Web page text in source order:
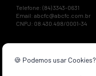
Telefone: (84) 3343-0631
Email: abcfc@abcfc.com.br
CNPJ: 08.430.498/0001-34
🍪 Podemos usar Cookies?